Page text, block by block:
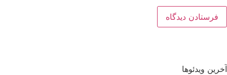
آخرین ویدئوها